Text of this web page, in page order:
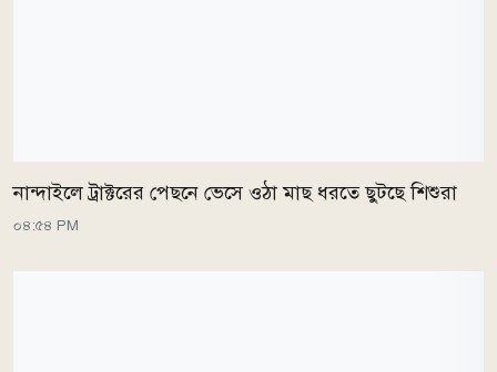
নান্দাইলে ট্রাক্টরের পেছনে ভেসে ওঠা মাছ ধরতে ছুটছে শিশুরা
০৪:৫৪ PM